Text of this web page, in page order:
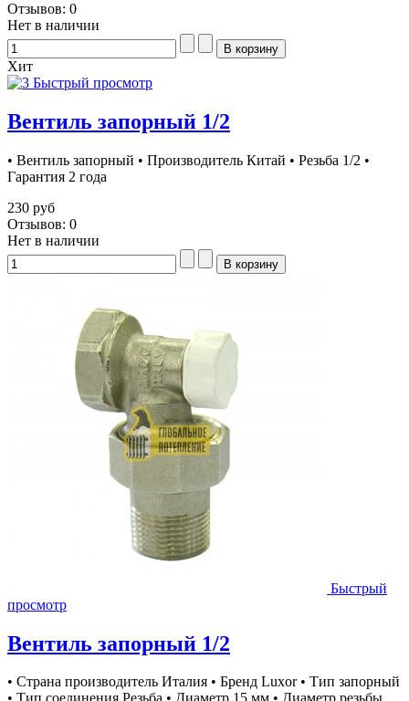
Отзывов: 0
Нет в наличии
Хит
Быстрый просмотр
Вентиль запорный 1/2
• Вентиль запорный • Производитель Китай • Резьба 1/2 •
Гарантия 2 года
230 руб
Отзывов: 0
Нет в наличии
Быстрый
просмотр
Вентиль запорный 1/2
• Страна производитель Италия • Бренд Luxor • Тип запорный